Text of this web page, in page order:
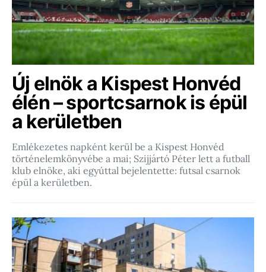
Új elnök a Kispest Honvéd
élén – sportcsarnok is épül
a kerületben
Emlékezetes napként kerül be a Kispest Honvéd
történelemkönyvébe a mai; Szijjártó Péter lett a futball
klub elnöke, aki egyúttal bejelentette: futsal csarnok
épül a kerületben.